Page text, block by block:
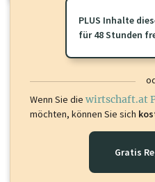
PLUS Inhalte
für 48 Stunden
Wenn Sie die wirtschaft.at
möchten, können Sie sich
Gratis